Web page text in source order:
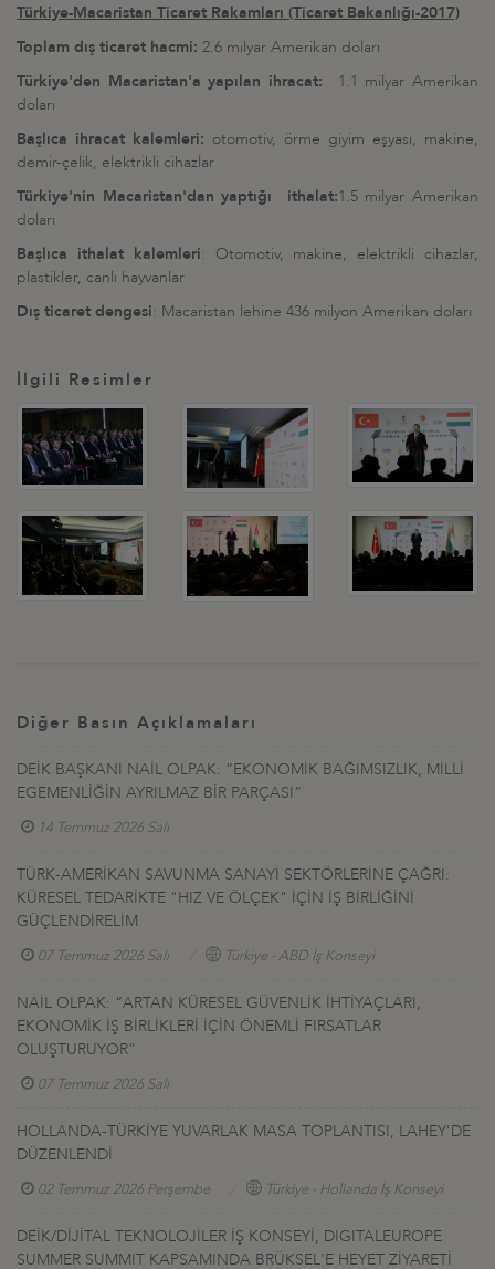
Türkiye-Macaristan Ticaret Rakamları (Ticaret Bakanlığı-2017)
Toplam dış ticaret hacmi: 2.6 milyar Amerikan doları
Türkiye'den Macaristan'a yapılan ihracat: 1.1 milyar Amerikan
doları
Başlıca ihracat kalemleri: otomotiv, örme giyim eşyası, makine,
demir-çelik, elektrikli cihazlar
Türkiye'nin Macaristan'dan yaptığı ithalat:1.5 milyar Amerikan
doları
Başlıca ithalat kalemleri: Otomotiv, makine, elektrikli cihazlar,
plastikler, canlı hayvanlar
Dış ticaret dengesi: Macaristan lehine 436 milyon Amerikan doları
İlgili Resimler
Diğer Basın Açıklamaları
DEİK BAŞKANI NAİL OLPAK: “EKONOMİK BAĞIMSIZLIK, MİLLİ
EGEMENLİĞİN AYRILMAZ BİR PARÇASI”
14 Temmuz 2026 Salı
TÜRK-AMERİKAN SAVUNMA SANAYİ SEKTÖRLERİNE ÇAĞRI:
KÜRESEL TEDARİKTE "HIZ VE ÖLÇEK" İÇİN İŞ BİRLİĞİNİ
GÜÇLENDİRELİM
07 Temmuz 2026 Salı Türkiye - ABD İş Konseyi
NAİL OLPAK: “ARTAN KÜRESEL GÜVENLİK İHTİYAÇLARI,
EKONOMİK İŞ BİRLİKLERİ İÇİN ÖNEMLİ FIRSATLAR
OLUŞTURUYOR”
07 Temmuz 2026 Salı
HOLLANDA-TÜRKİYE YUVARLAK MASA TOPLANTISI, LAHEY’DE
DÜZENLENDİ
02 Temmuz 2026 Perşembe Türkiye - Hollanda İş Konseyi
DEİK/DİJİTAL TEKNOLOJİLER İŞ KONSEYİ, DIGITALEUROPE
SUMMER SUMMIT KAPSAMINDA BRÜKSEL'E HEYET ZİYARETİ